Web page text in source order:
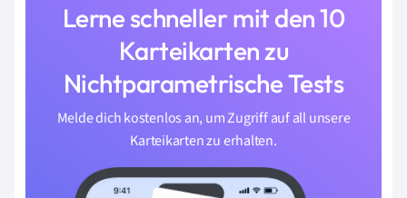
Lerne schneller mit den 10
Karteikarten zu
Nichtparametrische Tests
Melde dich kostenlos an, um Zugriff auf all unsere
Karteikarten zu erhalten.